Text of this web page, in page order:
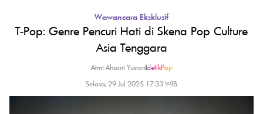
Wawancara Eksklusif
T-Pop: Genre Pencuri Hati di Skena Pop Culture
Asia Tenggara
Atmi Ahsani Yusron|detikPop
Selasa, 29 Jul 2025 17:33 WIB